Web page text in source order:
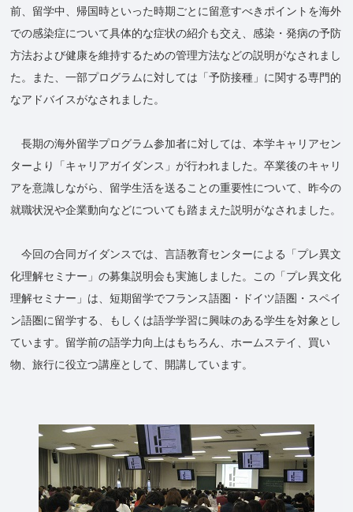
前、留学中、帰国時といった時期ごとに留意すべきポイントを海外
での感染症について具体的な症状の紹介も交え、感染・発病の予防
方法および健康を維持するための管理方法などの説明がなされまし
た。また、一部プログラムに対しては「予防接種」に関する専門的
なアドバイスがなされました。
長期の海外留学プログラム参加者に対しては、本学キャリアセン
ターより「キャリアガイダンス」が行われました。卒業後のキャリ
アを意識しながら、留学生活を送ることの重要性について、昨今の
就職状況や企業動向などについても踏まえた説明がなされました。
今回の合同ガイダンスでは、言語教育センターによる「プレ異文
化理解セミナー」の募集説明会も実施しました。この「プレ異文化
理解セミナー」は、短期留学でフランス語圏・ドイツ語圏・スペイ
ン語圏に留学する、もしくは語学学習に興味のある学生を対象とし
ています。留学前の語学力向上はもちろん、ホームステイ、買い
物、旅行に役立つ講座として、開講しています。